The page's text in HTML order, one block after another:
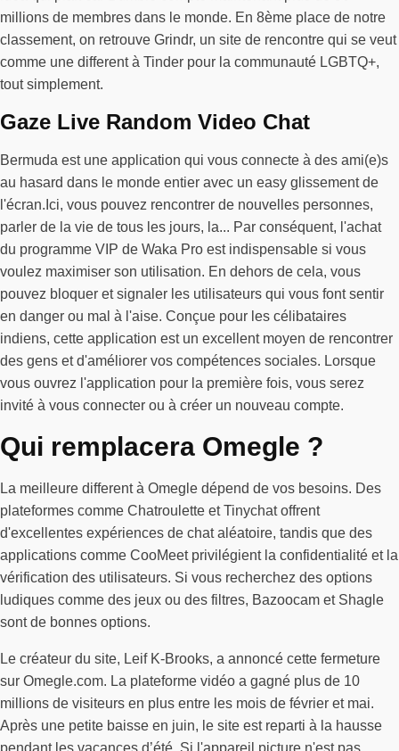
millions de membres dans le monde. En 8ème place de notre
classement, on retrouve Grindr, un site de rencontre qui se veut
comme une different à Tinder pour la communauté LGBTQ+,
tout simplement.
Gaze Live Random Video Chat
Bermuda est une application qui vous connecte à des ami(e)s
au hasard dans le monde entier avec un easy glissement de
l'écran.Ici, vous pouvez rencontrer de nouvelles personnes,
parler de la vie de tous les jours, la... Par conséquent, l'achat
du programme VIP de Waka Pro est indispensable si vous
voulez maximiser son utilisation. En dehors de cela, vous
pouvez bloquer et signaler les utilisateurs qui vous font sentir
en danger ou mal à l'aise. Conçue pour les célibataires
indiens, cette application est un excellent moyen de rencontrer
des gens et d'améliorer vos compétences sociales. Lorsque
vous ouvrez l'application pour la première fois, vous serez
invité à vous connecter ou à créer un nouveau compte.
Qui remplacera Omegle ?
La meilleure different à Omegle dépend de vos besoins. Des
plateformes comme Chatroulette et Tinychat offrent
d'excellentes expériences de chat aléatoire, tandis que des
applications comme CooMeet privilégient la confidentialité et la
vérification des utilisateurs. Si vous recherchez des options
ludiques comme des jeux ou des filtres, Bazoocam et Shagle
sont de bonnes options.
Le créateur du site, Leif K-Brooks, a annoncé cette fermeture
sur Omegle.com. La plateforme vidéo a gagné plus de 10
millions de visiteurs en plus entre les mois de février et mai.
Après une petite baisse en juin, le site est reparti à la hausse
pendant les vacances d’été. Si l'appareil picture n'est pas